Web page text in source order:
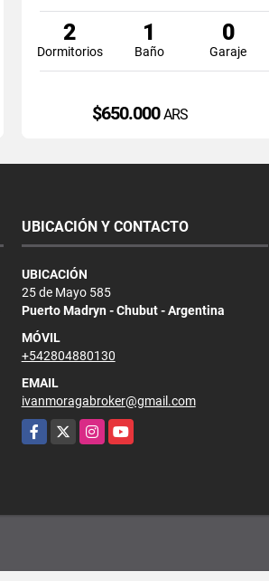
2
Dormitorios
1
Baño
0
Garaje
$650.000ARS
UBICACIÓN Y CONTACTO
UBICACIÓN
25 de Mayo 585
Puerto Madryn - Chubut - Argentina
MÓVIL
+542804880130
EMAIL
ivanmoragabroker@gmail.com
Facebook
X InstagramYouTube